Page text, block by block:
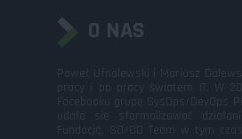
O NAS
Paweł Ufnalewski i Mariusz
pracy i po pracy światem IT. W
Facebooku grupę SysOps/DevOps
udało się sformalizować
Fundacją. SO/DO Team w tym